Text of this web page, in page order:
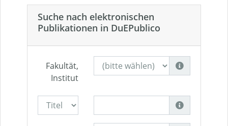
Suche nach elektronischen
Publikationen in DuEPublico
Fakultät,
Institut